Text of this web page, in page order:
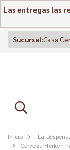
Las entregas las
Sucursal:Casa
Inicio La
Cerveza Herken